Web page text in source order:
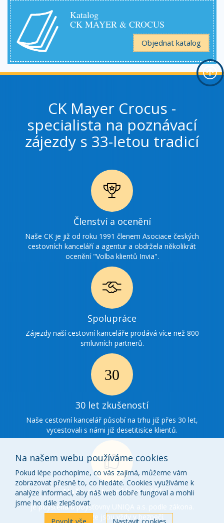
Katalog
CK MAYER & CROCUS
Objednat katalog
CK Mayer Crocus -
specialista na poznávací
zájezdy s 33-letou tradicí
Ikonka
ocenění
Členství a ocenění
Naše CK je již od roku 1991 členem Asociace českých
cestovních kanceláří a agentur a obdržela několikrát
ocenění "Volba klientů Invia".
Ikonka
spolupráce
Spolupráce
Zájezdy naší cestovní kanceláře prodává více než 800
smluvních partnerů.
30 Ikonka
zkušenosti
30 let zkušeností
Naše cestovní kancelář působí na trhu již přes 30 let,
vycestovali s námi již desetitisíce klientů.
Ikonka
o
nás
Naše cestovní kancelář
je pojištěna u pojišťovny UNIQA a.s. podle zákona.
Vaše peníze jsou vždy v bezpečí.
Na našem webu používáme cookies
Pokud lépe pochopíme, co vás zajímá, můžeme vám
zobrazovat přesně to, co hledáte. Cookies využíváme k
analýze informací, aby náš web dobře fungoval a mohli
jsme ho dále zlepšovat.